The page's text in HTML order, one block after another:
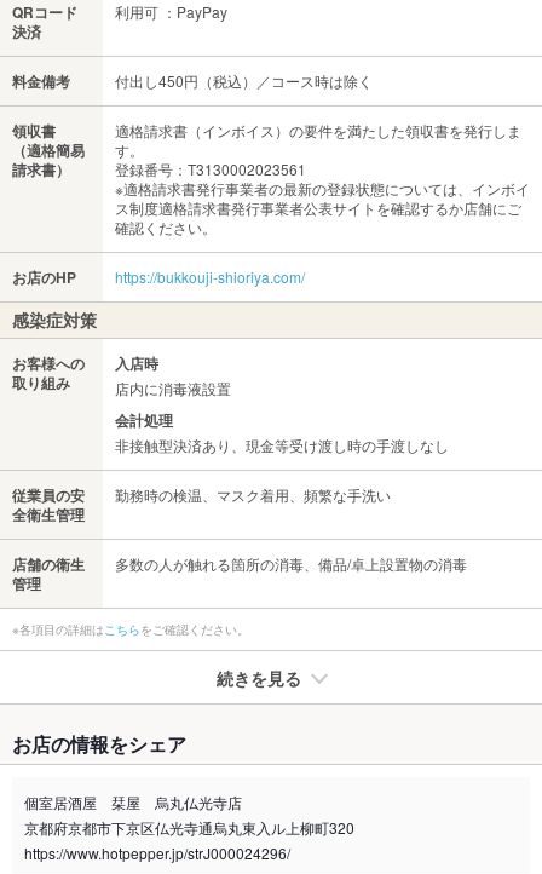
QRコード
決済
利用可 ：PayPay
料金備考 付出し450円（税込）／コース時は除く
領収書
（適格簡易
請求書）
適格請求書（インボイス）の要件を満たした領収書を発行しま
す。
登録番号：T3130002023561
※適格請求書発行事業者の最新の登録状態については、インボイ
ス制度適格請求書発行事業者公表サイトを確認するか店舗にご
確認ください。
お店のHP https://bukkouji-shioriya.com/
感染症対策
お客様への
取り組み
入店時
店内に消毒液設置
会計処理
非接触型決済あり、現金等受け渡し時の手渡しなし
従業員の安
全衛生管理
勤務時の検温、マスク着用、頻繁な手洗い
店舗の衛生
管理
多数の人が触れる箇所の消毒、備品/卓上設置物の消毒
※各項目の詳細はこちらをご確認ください。
続きを見る
禁煙・喫煙
全席禁煙
用いただけます。
喫煙専用室 なし
お店の情報をシェア
個室居酒屋 栞屋 烏丸仏光寺店
京都府京都市下京区仏光寺通烏丸東入ル上柳町320
https://www.hotpepper.jp/strJ000024296/